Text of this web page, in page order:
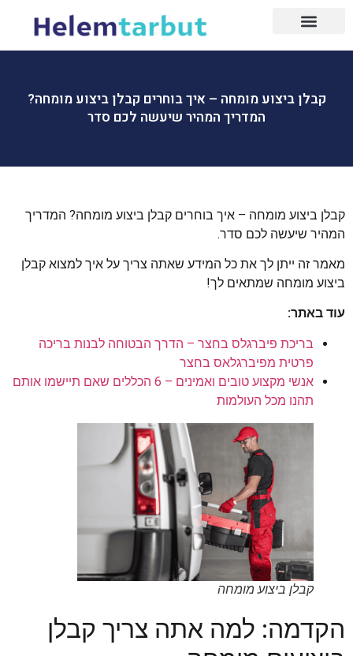
קבלן ביצוע מומחה – איך בוחרים קבלן ביצוע מומחה?
המדריך המהיר שיעשה לכם סדר
קבלן ביצוע מומחה – איך בוחרים קבלן ביצוע מומחה? המדריך
המהיר שיעשה לכם סדר.
מאמר זה ייתן לך את כל המידע שאתה צריך על איך למצוא קבלן
ביצוע מומחה שמתאים לך!
עוד באתר:
בריכת פיברגלס בחצר – הדרך הבטוחה לבנות בריכה
פרטית מפיברגלאס בחצר
אנשי מקצוע טובים ואמינים – 6 הכללים שאם תיישמו אותם
תהנו מכל העולמות
קבלן ביצוע מומחה
הקדמה: למה אתה צריך קבלן